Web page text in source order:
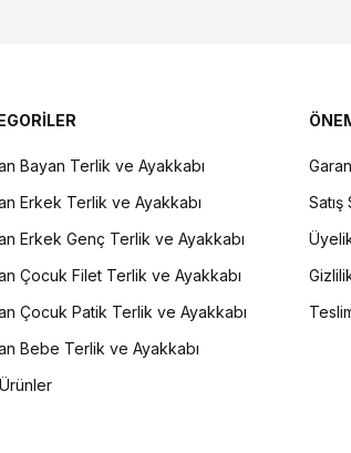
Bayan Terlik ve Ayakkabı
Erkek Terlik ve Ayakkabı
Erkek Genç Terlik ve Ayakkabı
Çocuk Filet Terlik ve Ayakkabı
Çocuk Patik Terlik ve Ayakkabı
Bebe Terlik ve Ayakkabı